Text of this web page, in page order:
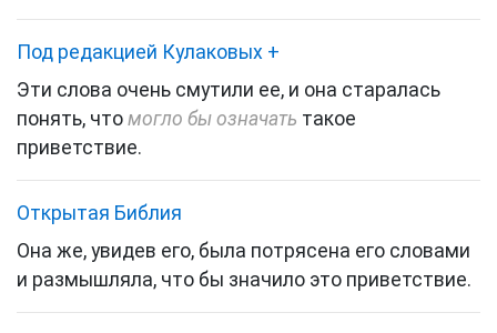
Под редакцией Кулаковых +
Эти слова очень смутили ее, и она старалась
понять, что могло бы означать такое
приветствие.
Открытая Библия
Она же, увидев его, была потрясена его словами
и размышляла, что бы значило это приветствие.